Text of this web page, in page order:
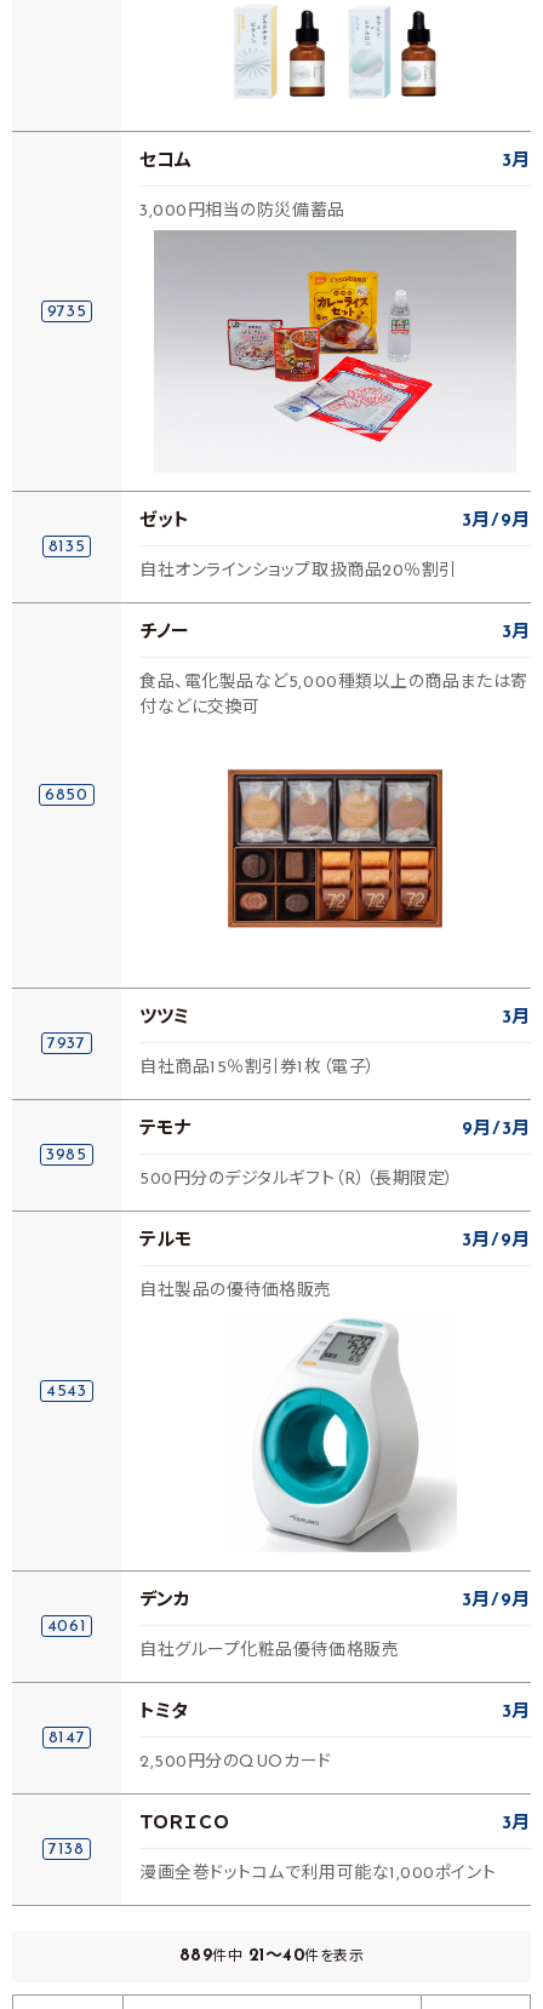
9735
セコム 3月
3,000円相当の防災備蓄品
8135
ゼット 3月 9月
自社オンラインショップ取扱商品20％割引
6850
チノー 3月
食品、電化製品など5,000種類以上の商品または寄
付などに交換可
7937
ツツミ 3月
自社商品15％割引券1枚（電子）
3985
テモナ 9月 3月
500円分のデジタルギフト（R）（長期限定）
4543
テルモ 3月 9月
自社製品の優待価格販売
4061
デンカ 3月 9月
自社グループ化粧品優待価格販売
8147
トミタ 3月
2,500円分のQUOカード
7138
ＴＯＲＩＣＯ 3月
漫画全巻ドットコムで利用可能な1,000ポイント
889件中 21～40件を表示